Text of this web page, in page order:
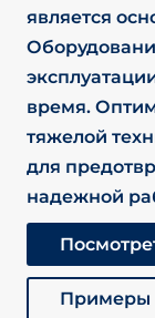
является
время.
тяжелой
для
надежной
Примеры